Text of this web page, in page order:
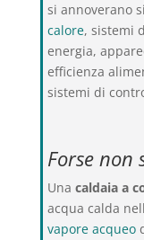
si annoverano
calore, sistemi
energia,
efficienza
sistemi di
Forse non
Una caldaia a
acqua calda
vapore acqueo